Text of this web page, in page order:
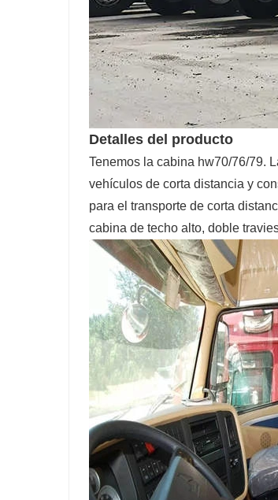
Detalles del producto
Tenemos la cabina hw70/76/79.
vehículos de corta distancia y
para el transporte de corta
cabina de techo alto, doble